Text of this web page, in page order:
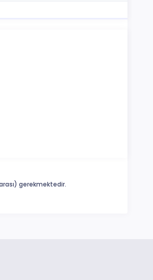
gerekmektedir.